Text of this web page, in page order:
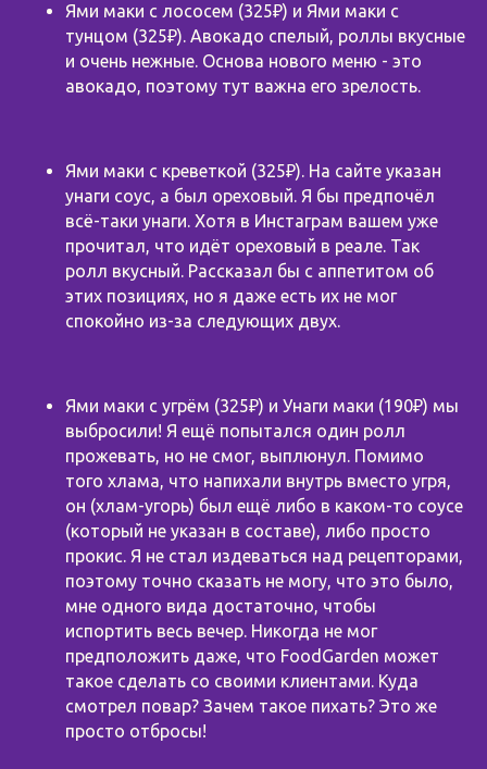
Ями маки с лососем (325₽) и Ями маки с
тунцом (325₽). Авокадо спелый, роллы вкусные
и очень нежные. Основа нового меню - это
авокадо, поэтому тут важна его зрелость.
Ями маки с креветкой (325₽). На сайте указан
унаги соус, а был ореховый. Я бы предпочёл
всё-таки унаги. Хотя в Инстаграм вашем уже
прочитал, что идёт ореховый в реале. Так
ролл вкусный. Рассказал бы с аппетитом об
этих позициях, но я даже есть их не мог
спокойно из-за следующих двух.
Ями маки с угрём (325₽) и Унаги маки (190₽) мы
выбросили! Я ещё попытался один ролл
прожевать, но не смог, выплюнул. Помимо
того хлама, что напихали внутрь вместо угря,
он (хлам-угорь) был ещё либо в каком-то соусе
(который не указан в составе), либо просто
прокис. Я не стал издеваться над рецепторами,
поэтому точно сказать не могу, что это было,
мне одного вида достаточно, чтобы
испортить весь вечер. Никогда не мог
предположить даже, что FoodGarden может
такое сделать со своими клиентами. Куда
смотрел повар? Зачем такое пихать? Это же
просто отбросы!